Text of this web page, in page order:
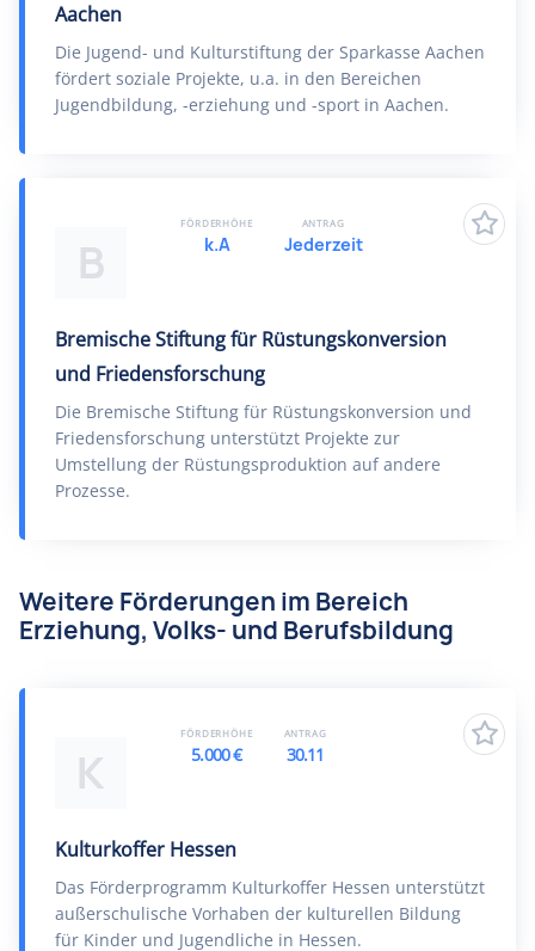
Aachen
Die Jugend- und Kulturstiftung der Sparkasse Aachen
fördert soziale Projekte, u.a. in den Bereichen
Jugendbildung, -erziehung und -sport in Aachen.
B
Bremische Stiftung für Rüstungskonversion
und Friedensforschung
Die Bremische Stiftung für Rüstungskonversion und
Friedensforschung unterstützt Projekte zur
Umstellung der Rüstungsproduktion auf andere
Prozesse.
FÖRDERHÖHE
k.A
ANTRAG
Jederzeit
Weitere Förderungen im Bereich
Erziehung, Volks- und Berufsbildung
K
Kulturkoffer Hessen
Das Förderprogramm Kulturkoffer Hessen unterstützt
außerschulische Vorhaben der kulturellen Bildung
für Kinder und Jugendliche in Hessen.
FÖRDERHÖHE
5.000 €
ANTRAG
30.11